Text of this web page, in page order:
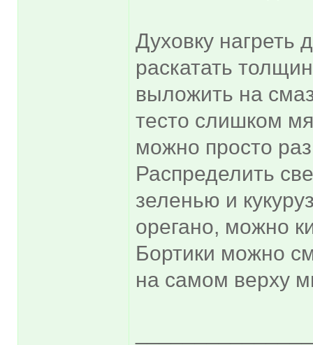
Духовку нагреть
раскатать
выложить на
тесто слишком
можно просто
Распределить
зеленью и
орегано, можно
Бортики можно
на самом верху